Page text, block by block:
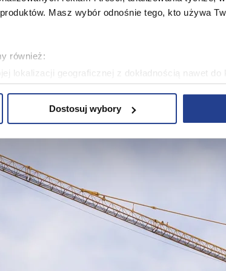
Masz wybór odnośnie tego, kto używa
również:
lokalizacji geograficznej z dokładnością nawet do
aktywnie analizując charakteryzującego je zbiory
Wykorzystujemy pliki cookie do
ruch w naszej witrynie. Korzystamy z
witryny, udostępniamy partnerom
te informacje z innymi danymi otrzymanymi od
w celach zapewnienia prawidłowego działania
i wszelkich wyborów dokonywanych w Serwisie,
użytkownicy korzystają z Serwisu, ulepszania
tworzenia statystyk użytkowania Serwisu
Dostosuj wybory